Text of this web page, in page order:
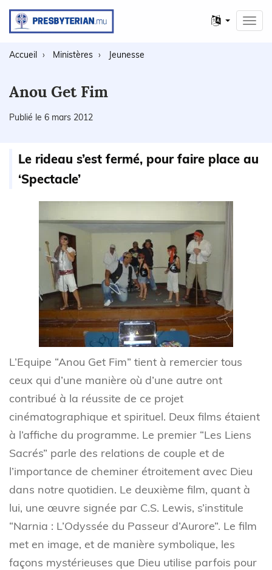
Autres
langues
Accueil Ministères Jeunesse
Anou Get Fim
Publié le 6 mars 2012
Le rideau s’est fermé, pour faire place au
‘Spectacle’
L’Equipe “Anou Get Fim” tient à remercier tous
ceux qui d’une manière où d’une autre ont
contribué à la réussite de ce projet
cinématographique et spirituel. Deux films étaient
à l’affiche du programme. Le premier “Les Liens
Sacrés” parle des relations de couple et de
l’importance de cheminer étroitement avec Dieu
dans notre quotidien. Le deuxième film, quant à
lui, une œuvre signée par C.S. Lewis, s’institule
“Narnia : L’Odyssée du Passeur d’Aurore”. Le film
met en image, et de manière symbolique, les
façons mystérieuses que Dieu utilise parfois pour